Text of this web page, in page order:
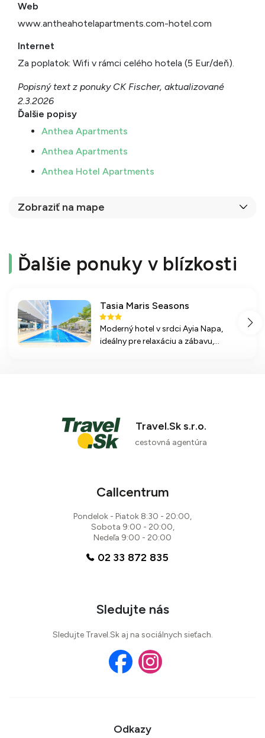
Web
www.antheahotelapartments.com-hotel.com
Internet
Za poplatok: Wifi v rámci celého hotela (5 Eur/deň).
Popisný text z ponuky CK Fischer, aktualizované
2.3.2026
Ďalšie popisy
Anthea Apartments
Anthea Apartments
Anthea Hotel Apartments
Zobraziť na mape
Ďalšie ponuky v blízkosti
Tasia Maris Seasons
Moderný hotel v srdci Ayia Napa,
ideálny pre relaxáciu a zábavu,
Travel.Sk s.r.o.
cestovná agentúra
Callcentrum
Pondelok - Piatok 8:30 - 20:00,
Sobota 9:00 - 20:00,
Nedeľa 9:00 - 20:00
02 33 872 835
Sledujte nás
Sledujte Travel.Sk aj na sociálnych sieťach.